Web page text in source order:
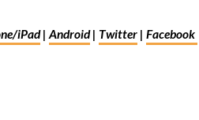
iPad|Android| Twitter| Facebook